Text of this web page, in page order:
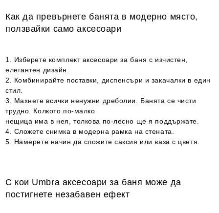
Как да превърнете банята в модерно място,
ползвайки само аксесоари
1. Изберете комплект аксесоари за баня с изчистен,
елегантен дизайн.
2. Комбинирайте поставки, диспенсъри и закачалки в един
стил.
3. Махнете всички ненужни дреболии. Банята се чисти
трудно. Колкото по-малко
нещица има в нея, толкова по-лесно ще я поддържате.
4. Сложете снимка в модерна рамка на стената.
5. Намерете начин да сложите саксия или ваза с цветя.
С кои Umbra аксесоари за баня може да
постигнете незабавен ефект